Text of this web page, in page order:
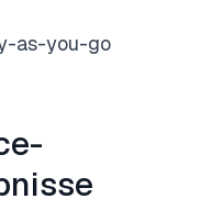
as-you-go